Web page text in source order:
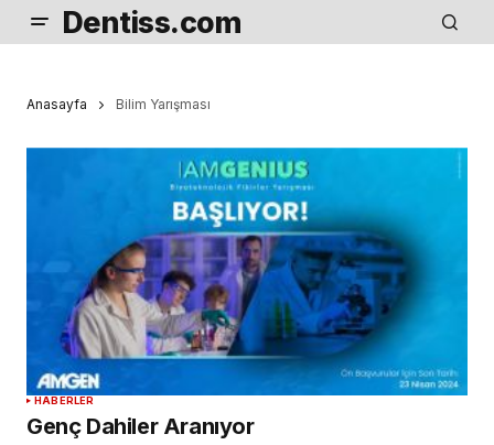
Dentiss.com
Anasayfa Bilim Yarışması
HABERLER
Genç Dahiler Aranıyor